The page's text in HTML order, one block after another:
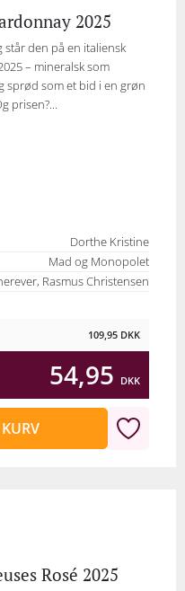
2025
står den på en italiensk
– mineralsk som
sprød som et bid i en grøn
prisen?...
Dorthe Kristine
Mad og Monopolet
Rasmus Christensen
109,95 DKK
54,95 DKK
Rosé 2025